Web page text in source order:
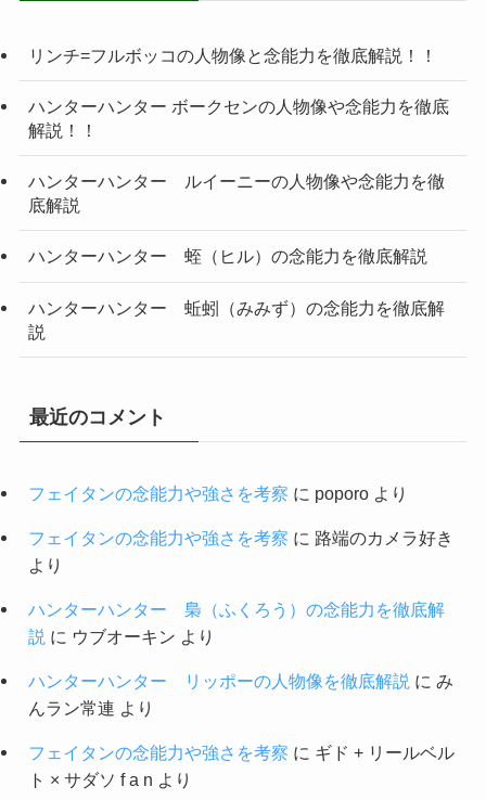
リンチ=フルボッコの人物像と念能力を徹底解説！！
ハンターハンター ボークセンの人物像や念能力を徹底
解説！！
ハンターハンター ルイーニーの人物像や念能力を徹
底解説
ハンターハンター 蛭（ヒル）の念能力を徹底解説
ハンターハンター 蚯蚓（みみず）の念能力を徹底解
説
最近のコメント
フェイタンの念能力や強さを考察 に poporoより
フェイタンの念能力や強さを考察 に 路端のカメラ好き
より
ハンターハンター 梟（ふくろう）の念能力を徹底解
説 に ウブオーキン より
ハンターハンター リッポーの人物像を徹底解説 に み
んラン常連 より
フェイタンの念能力や強さを考察 に ギド + リールベル
ト × サダソ f a n より